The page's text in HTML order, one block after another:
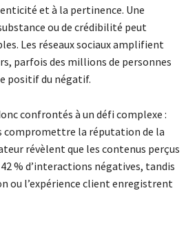
et à la pertinence. Une
ou de crédibilité peut
Les réseaux sociaux amplifient
parfois des millions de personnes
positif du négatif.
confrontés à un défi complexe :
compromettre la réputation de la
révèlent que les contenus perçus
% d’interactions négatives, tandis
ou l’expérience client enregistrent